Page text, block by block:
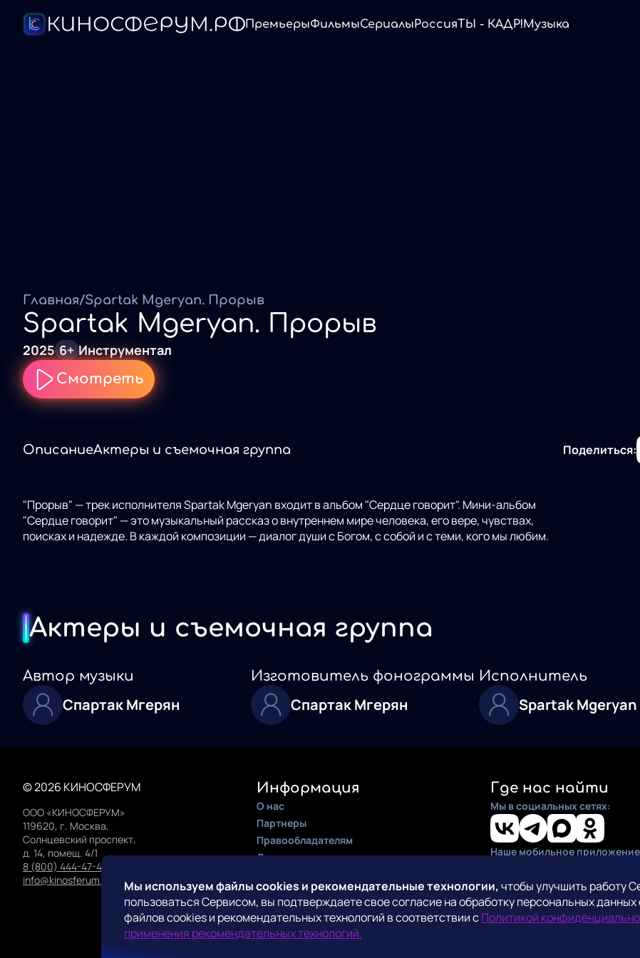
ПремьерыФильмыСериалыРоссияТЫ - КАДР!Музыка
Главная/Spartak Mgeryan. Прорыв
Spartak Mgeryan. Прорыв
2025 6+ Инструментал
Смотреть
ОписаниеАктеры и съемочная группа
"Прорыв" — трек исполнителя Spartak Mgeryan входит в альбом "Сердце говорит". Мини-альбом
"Сердце говорит" — это музыкальный рассказ о внутреннем мире человека, его вере, чувствах,
поисках и надежде. В каждой композиции — диалог души с Богом, с собой и с теми, кого мы любим.
Поделиться:
Актеры и съемочная группа
Автор музыки
Спартак Мгерян
Изготовитель фонограммы
Спартак Мгерян
Исполнитель
Spartak Mgeryan
© 2026 КИНОСФЕРУМ
ООО «КИНОСФЕРУМ»
119620, г. Москва,
Солнцевский проспект,
д. 14, помещ. 4/1
8 (800) 444-47-42
info@kinosferum.org
Информация
О нас
Партнеры
Правообладателям
Документация
Контакты
Поддержка
Где нас найти
Мы в социальных сетях:
Наше мобильное
СмартТВ
Мы используем файлы cookies и рекомендательные технологии, чтобы улучшить работу
пользоваться Сервисом, вы подтверждаете свое согласие на обработку персональных
файлов cookies и рекомендательных технологий в соответствии сПолитикой
применения рекомендательных технологий.